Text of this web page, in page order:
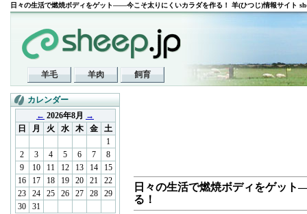
日々の生活で燃焼ボディをゲット――今こそ太りにくいカラダを作る！ 羊(ひつじ)情報サイト
羊毛 羊肉 飼育
カレンダー
← 2026年8月 →
日
月 火 水 木 金
土
1
2
3 4 5 6 7
8
9
10 11 12 13 14
15
16
17 18 19 20 21
22
23
24 25 26 27 28
29
30
31
日々の生活で燃焼ボディをゲッ
る！